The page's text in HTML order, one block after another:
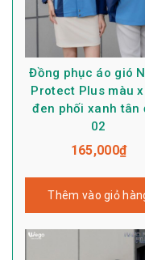
Đồng phục áo gió
Protect Plus màu
đen phối xanh tân
02
165,000₫
Thêm vào giỏ